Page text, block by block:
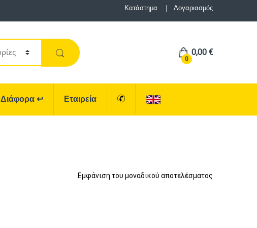
Κατάστημα Λογαριασμός
0
0,00 €
Διάφορα ↩ Εταιρεία
Εμφάνιση του μοναδικού αποτελέσματος